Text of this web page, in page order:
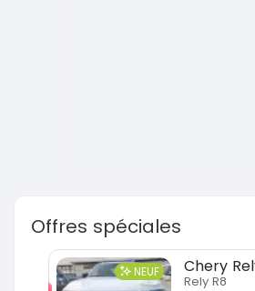
Offres spéciales
NEUF Chery
Rely R8